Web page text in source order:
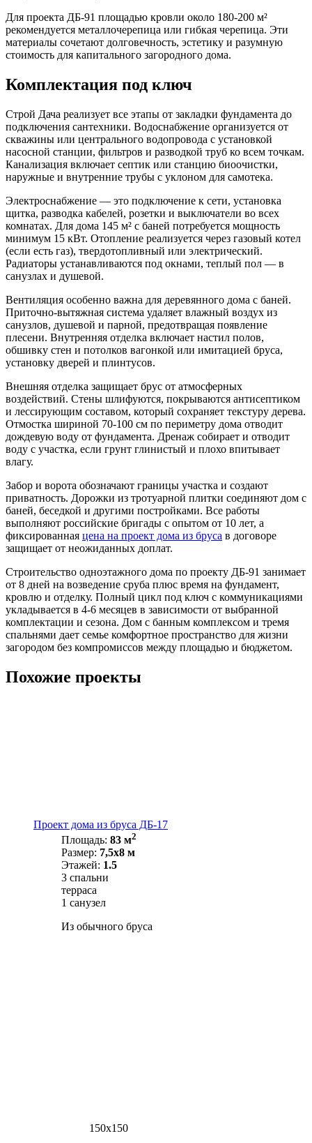
Для проекта ДБ-91 площадью кровли около 180-200 м²
рекомендуется металлочерепица или гибкая черепица. Эти
материалы сочетают долговечность, эстетику и разумную
стоимость для капитального загородного дома.
Комплектация под ключ
Строй Дача реализует все этапы от закладки фундамента до
подключения сантехники. Водоснабжение организуется от
скважины или центрального водопровода с установкой
насосной станции, фильтров и разводкой труб ко всем точкам.
Канализация включает септик или станцию биоочистки,
наружные и внутренние трубы с уклоном для самотека.
Электроснабжение — это подключение к сети, установка
щитка, разводка кабелей, розетки и выключатели во всех
комнатах. Для дома 145 м² с баней потребуется мощность
минимум 15 кВт. Отопление реализуется через газовый котел
(если есть газ), твердотопливный или электрический.
Радиаторы устанавливаются под окнами, теплый пол — в
санузлах и душевой.
Вентиляция особенно важна для деревянного дома с баней.
Приточно-вытяжная система удаляет влажный воздух из
санузлов, душевой и парной, предотвращая появление
плесени. Внутренняя отделка включает настил полов,
обшивку стен и потолков вагонкой или имитацией бруса,
установку дверей и плинтусов.
Внешняя отделка защищает брус от атмосферных
воздействий. Стены шлифуются, покрываются антисептиком
и лессирующим составом, который сохраняет текстуру дерева.
Отмостка шириной 70-100 см по периметру дома отводит
дождевую воду от фундамента. Дренаж собирает и отводит
воду с участка, если грунт глинистый и плохо впитывает
влагу.
Забор и ворота обозначают границы участка и создают
приватность. Дорожки из тротуарной плитки соединяют дом с
баней, беседкой и другими постройками. Все работы
выполняют российские бригады с опытом от 10 лет, а
фиксированная цена на проект дома из бруса в договоре
защищает от неожиданных доплат.
Строительство одноэтажного дома по проекту ДБ-91 занимает
от 8 дней на возведение сруба плюс время на фундамент,
кровлю и отделку. Полный цикл под ключ с коммуникациями
укладывается в 4-6 месяцев в зависимости от выбранной
комплектации и сезона. Дом с банным комплексом и тремя
спальнями дает семье комфортное пространство для жизни
загородом без компромиссов между площадью и бюджетом.
Похожие проекты
Проект дома из бруса ДБ-17
Площадь: 83 м2
Размер: 7,5х8 м
Этажей: 1.5
3 спальни
терраса
1 санузел
Из обычного бруса
150х150